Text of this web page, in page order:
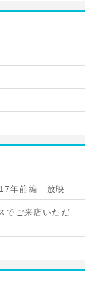
年前編 放映
でご来店いただ